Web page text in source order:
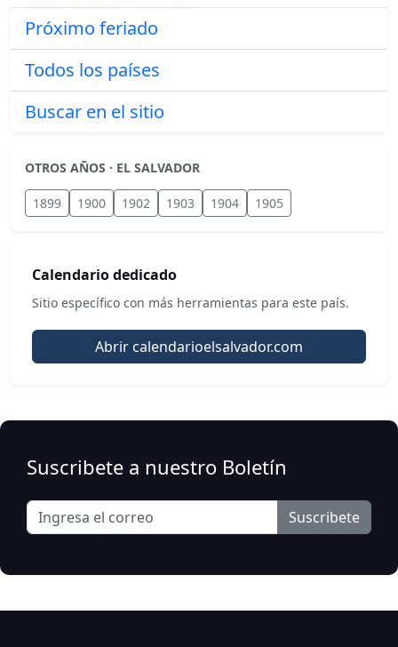
Próximo feriado
Todos los países
Buscar en el sitio
OTROS AÑOS · EL SALVADOR
1899 1900 1902 1903 1904 1905
Calendario dedicado
Sitio específico con más herramientas para este país.
Abrir calendarioelsalvador.com
Suscribete a nuestro Boletín
Suscribete